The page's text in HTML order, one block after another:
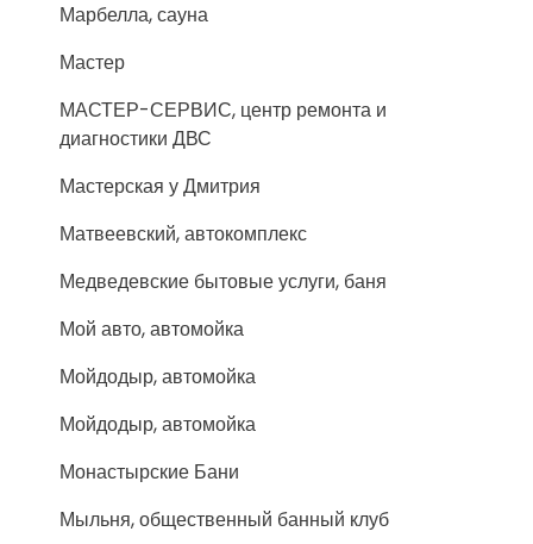
Марбелла, сауна
Мастер
МАСТЕР-СЕРВИС, центр ремонта и
диагностики ДВС
Мастерская у Дмитрия
Матвеевский, автокомплекс
Медведевские бытовые услуги, баня
Мой авто, автомойка
Мойдодыр, автомойка
Мойдодыр, автомойка
Монастырские Бани
Мыльня, общественный банный клуб